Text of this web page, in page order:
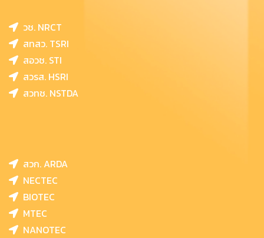
วช. NRCT
สทสว. TSRI
สอวช. STI
สวรส. HSRI
สวทช. NSTDA
สวก. ARDA
NECTEC
BIOTEC
MTEC
NANOTEC